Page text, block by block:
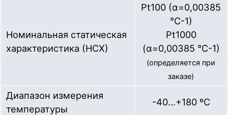
Номинальная статическая
характеристика (НСХ)
Pt100 (α=0,00385
°C-1)
Pt1000
(α=0,00385 °C-1)
(определяется при
заказе)
Диапазон измерения
температуры
-40…+180 ºC